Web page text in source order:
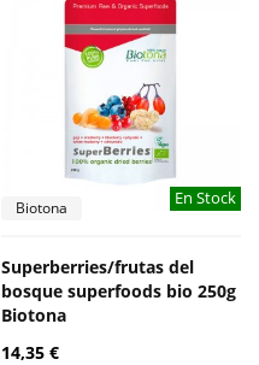
En Stock
Biotona
Superberries/frutas del
bosque superfoods bio 250g
Biotona
14,35 €